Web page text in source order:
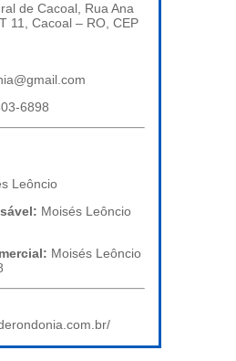
de Cacoal, Rua Ana
11, Cacoal – RO, CEP
6898
Leôncio
Moisés Leôncio
Moisés Leôncio